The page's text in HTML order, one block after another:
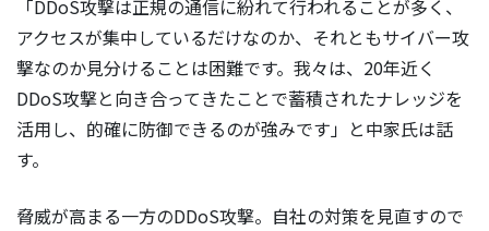
「DDoS攻撃は正規の通信に紛れて行われることが多く、
アクセスが集中しているだけなのか、それともサイバー攻
撃なのか見分けることは困難です。我々は、20年近く
DDoS攻撃と向き合ってきたことで蓄積されたナレッジを
活用し、的確に防御できるのが強みです」と中家氏は話
す。
脅威が高まる一方のDDoS攻撃。自社の対策を見直すので